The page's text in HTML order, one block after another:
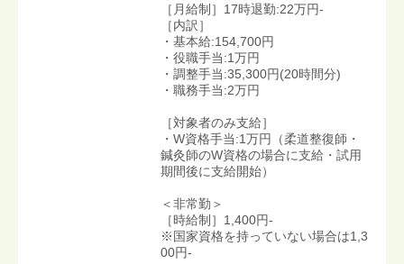
［月給制］17時退勤:22万円-
［内訳］
・基本給:154,700円
・役職手当:1万円
・調整手当:35,300円(20時間分)
・職務手当:2万円
［対象者のみ支給］
・W資格手当:1万円（柔道整復師・
鍼灸師のW資格の場合に支給・試用
期間後に支給開始）
＜非常勤＞
［時給制］1,400円-
※国家資格を持っていない場合は1,3
00円-